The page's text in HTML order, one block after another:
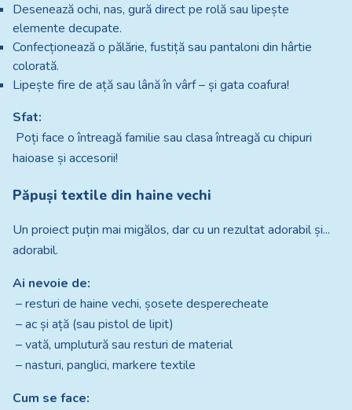
Desenează ochi, nas, gură direct pe rolă sau lipește
elemente decupate.
Confecționează o pălărie, fustiță sau pantaloni din hârtie
colorată.
Lipește fire de ață sau lână în vârf – și gata coafura!
Sfat:
Poți face o întreagă familie sau clasa întreagă cu chipuri
haioase și accesorii!
Păpuși textile din haine vechi
Un proiect puțin mai migălos, dar cu un rezultat adorabil și...
adorabil.
Ai nevoie de:
– resturi de haine vechi, șosete desperecheate
– ac și ață (sau pistol de lipit)
– vată, umplutură sau resturi de material
– nasturi, panglici, markere textile
Cum se face: